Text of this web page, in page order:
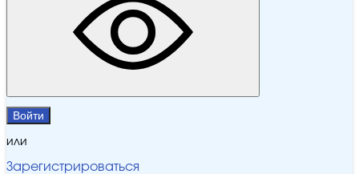
Войти
или
Зарегистрироваться